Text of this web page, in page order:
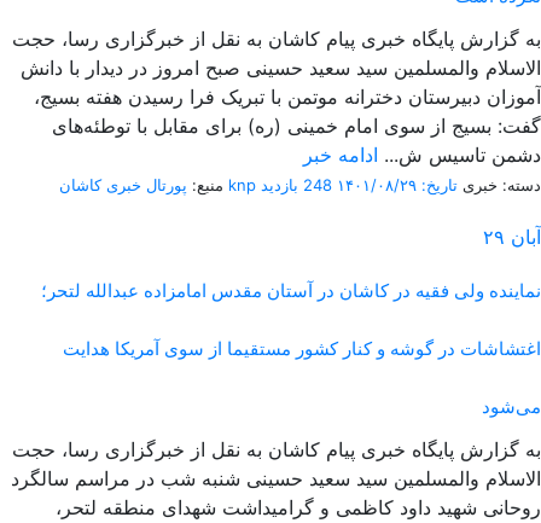
به گزارش پایگاه خبری پیام کاشان به نقل از خبرگزاری رسا، حجت
الاسلام والمسلمین سید سعید حسینی صبح امروز در دیدار با دانش
آموزان دبیرستان دخترانه موتمن با تبریک فرا رسیدن هفته بسیج،
گفت: بسیج از سوی امام خمینی (ره) برای مقابل با توطئه‌های
دشمن تاسیس ش... ادامه خبر
منبع: پورتال خبری كاشان knp دسته: خبری تاریخ: ۱۴۰۱/۰۸/۲۹ 248 بازدید
۲۹ آبان
نماینده ولی فقیه در کاشان در آستان مقدس امامزاده عبدالله لتحر؛
اغتشاشات در گوشه و کنار کشور مستقیما از سوی آمریکا هدایت
می‌شود
به گزارش پایگاه خبری پیام کاشان به نقل از خبرگزاری رسا، حجت
الاسلام والمسلمین سید سعید حسینی شنبه شب در مراسم سالگرد
روحانی شهید داود کاظمی و گرامیداشت شهدای منطقه لتحر،